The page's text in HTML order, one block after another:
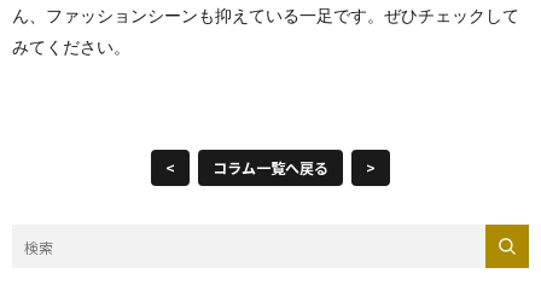
ん、ファッションシーンも抑えている一足です。ぜひチェックして
みてください。
< コラム一覧へ戻る >